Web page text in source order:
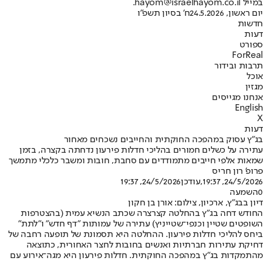
במייל hayom@israelhayom.co.il.
יום ראשון, 24.5.2026
ח' בסיון תשפ"ו
חדשות
דעות
ספורט
ForReal
תרבות ובידור
אוכל
מגזין
אנחנו מגייסים
English
X
דעות
בג"ץ עסוק במהפכה החוקתית והחייבים נשכחים מאחור
עתירה על כשלים חמורים בהליכי חדלות פירעון נדחתה בקצרה, בזמן
שמאות אלפי חייבים מתמודדים עם סחבת, חובות ומשבר כלכלי מתמשך
פרופ' רון חריס
24/5/2026, 19:37
,עודכן24/5/2026, 19:37
0השמעה
דיון בבג"ץ, ארכיון, צילום: אורן בן חקון
החודש דחה בג"ץ בהחלטה קצרצרה שכתב הנשיא עמית (בהצטרפות
השופטים שטיין וכנפי־שטייניץ) עתירה של עמותות "דף חדש" ו"לתת"
ביחס להליכי חדלות פירעון. ההחלטה היא תסמונת של תופעה רחבה של
דחיקת עתירות חברתיות ואנשים בחובות לחצר האחורית, כתוצאה
מהתמקדות בג"ץ במהפכה החוקתית. חדלות פירעון היא מגה־אירוע עם